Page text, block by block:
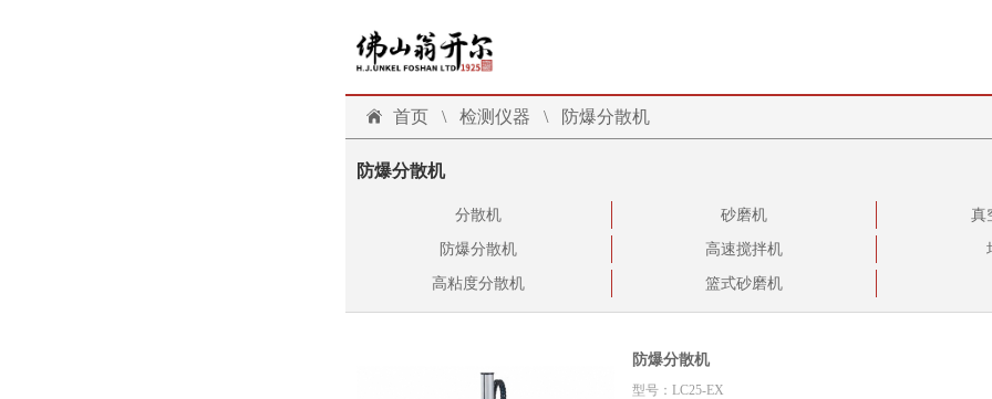
首页 \ 检测仪器 \ 防爆分散机
防爆分散机
分散机 砂磨机 真
防爆分散机 高速搅拌机
高粘度分散机 篮式砂磨机
防爆分散机
型号：LC25-EX